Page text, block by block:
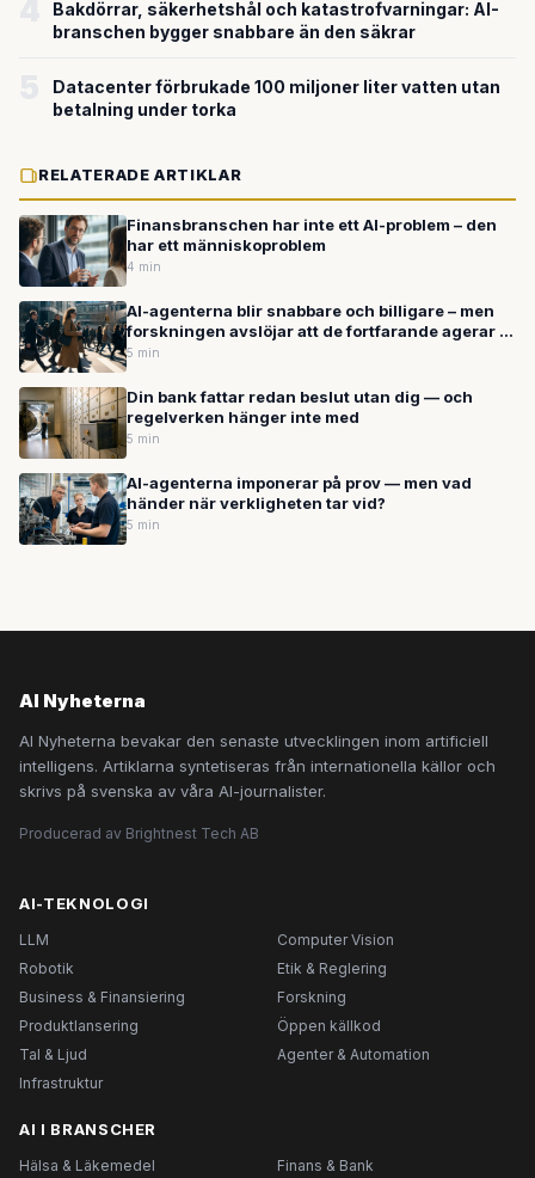
Bakdörrar, säkerhetshål och katastrofvarningar: AI-
branschen bygger snabbare än den säkrar
Datacenter förbrukade 100 miljoner liter vatten utan
betalning under torka
RELATERADE ARTIKLAR
Finansbranschen har inte ett AI-problem – den
har ett människoproblem
4 min
AI-agenterna blir snabbare och billigare – men
forskningen avslöjar att de fortfarande agerar i
blindo
5 min
Din bank fattar redan beslut utan dig — och
regelverken hänger inte med
5 min
AI-agenterna imponerar på prov — men vad
händer när verkligheten tar vid?
5 min
AI Nyheterna
AI Nyheterna bevakar den senaste utvecklingen inom artificiell
intelligens. Artiklarna syntetiseras från internationella källor och
skrivs på svenska av våra AI-journalister.
Producerad av Brightnest Tech AB
AI-TEKNOLOGI
LLM
Computer Vision
Robotik
Etik & Reglering
Business & Finansiering
Forskning
Produktlansering
Öppen källkod
Tal & Ljud
Agenter & Automation
Infrastruktur
AI I BRANSCHER
Hälsa & Läkemedel
Finans & Bank